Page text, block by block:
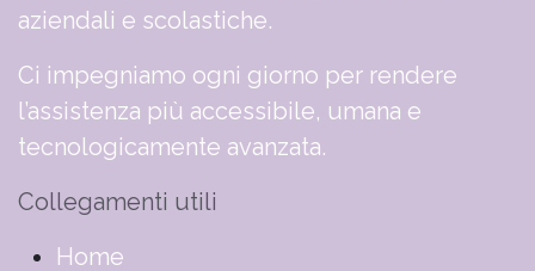
aziendali e scolastiche.
Ci impegniamo ogni giorno per rendere
l’assistenza più accessibile, umana e
tecnologicamente avanzata.
Collegamenti utili
​​​​​​​​​​​​​​​​H​o​m​e